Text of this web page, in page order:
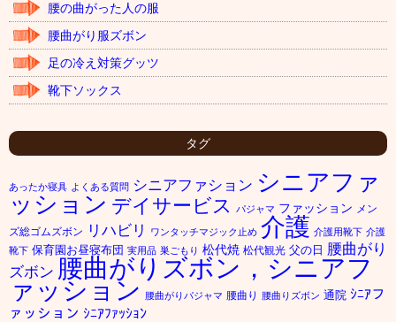
腰の曲がった人の服
腰曲がり服ズボン
足の冷え対策グッツ
靴下ソックス
タグ
あったか寝具 よくある質問 シニアファション シニアファ
ッション デイサービス パジャマ ファッション メン
ズ総ゴムズボン
リハビリ ワンタッチマジック止め 介護 介護用靴下 介護
靴下 保育園お昼寝布団 実用品 巣ごもり 松代焼 松代観光 父の日 腰曲がり
ズボン 腰曲がりズボン，シニアフ
ァッション 腰曲がりパジャマ 腰曲り 腰曲りズボン 通院 ｼﾆｱフ
ァッション ｼﾆｱﾌｧｯｼｮﾝ